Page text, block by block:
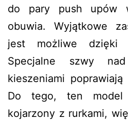
do pary push upów
obuwia. Wyjątkowe
jest możliwe dzięki
Specjalne szwy
kieszeniami
Do tego, ten model
kojarzony z rurkami,